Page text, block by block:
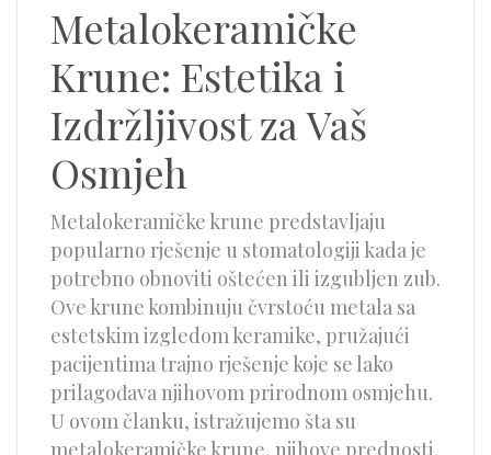
Metalokeramičke
Krune: Estetika i
Izdržljivost za Vaš
Osmjeh
Metalokeramičke krune predstavljaju
popularno rješenje u stomatologiji kada je
potrebno obnoviti oštećen ili izgubljen zub.
Ove krune kombinuju čvrstoću metala sa
estetskim izgledom keramike, pružajući
pacijentima trajno rješenje koje se lako
prilagođava njihovom prirodnom osmjehu.
U ovom članku, istražujemo šta su